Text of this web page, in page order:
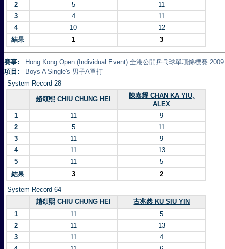
2
5
11
3
4
11
4
10
12
結果
1 3
賽事:
Hong Kong Open (Individual Event) 全港公開乒乓球單項錦標賽 2009
項目:
Boys A Single's 男子A單打
System Record 28
趙頌熙 CHIU CHUNG HEI
陳嘉耀 CHAN KA YIU,
ALEX
1
11
9
2
5
11
3
11
9
4
11
13
5
11
5
結果
3 2
System Record 64
趙頌熙 CHIU CHUNG HEI
古兆然 KU SIU YIN
1
11
5
2
11
13
3
11
4